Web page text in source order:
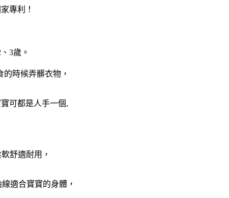
專利！
3歲。
時候弄髒衣物，
可都是人手一個,
舒適耐用，
適合寶寶的身體，